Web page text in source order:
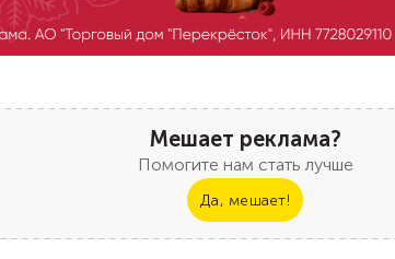
Мешает реклама?
Помогите нам стать лучше
Да, мешает!